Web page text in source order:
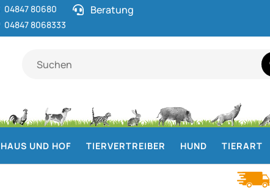
04847 80680
04847 8068333
Beratung
HAUS UND HOF TIERVERTREIBER HUND TIERART